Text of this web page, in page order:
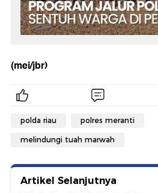
(mei/jbr)
polda riau polres meranti
melindungi tuah marwah
Artikel Selanjutnya